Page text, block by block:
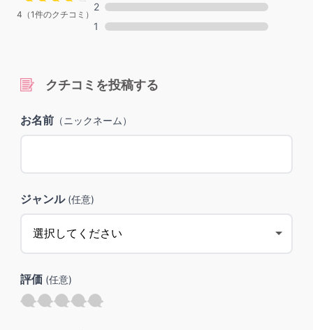
4（1件のクチコミ）
2
1
クチコミを投稿する
お名前（ニックネーム）
ジャンル (任意)
評価 (任意)